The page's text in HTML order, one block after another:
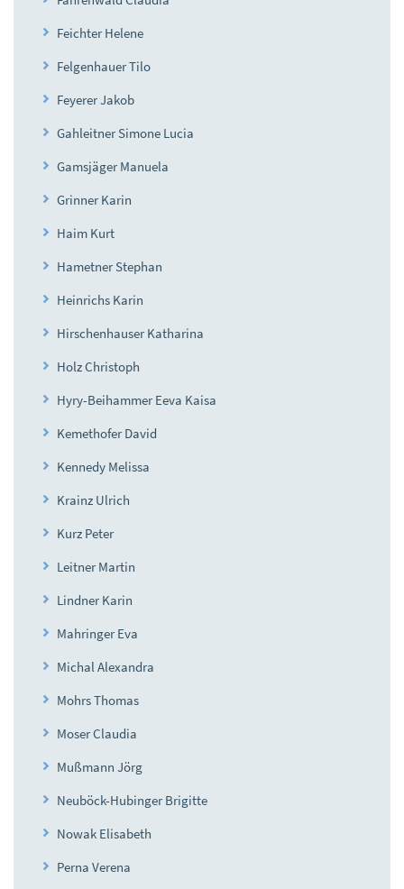
Feichter Helene
Felgenhauer Tilo
Feyerer Jakob
Gahleitner Simone Lucia
Gamsjäger Manuela
Grinner Karin
Haim Kurt
Hametner Stephan
Heinrichs Karin
Hirschenhauser Katharina
Holz Christoph
Hyry-Beihammer Eeva Kaisa
Kemethofer David
Kennedy Melissa
Krainz Ulrich
Kurz Peter
Leitner Martin
Lindner Karin
Mahringer Eva
Michal Alexandra
Mohrs Thomas
Moser Claudia
Mußmann Jörg
Neuböck-Hubinger Brigitte
Nowak Elisabeth
Perna Verena